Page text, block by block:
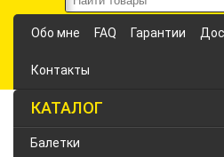
Обо мне FAQ Гарантии
Контакты
КАТАЛОГ
Балетки